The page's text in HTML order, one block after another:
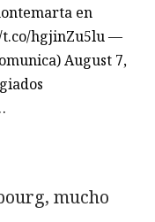
en
t.co/hgjinZu5lu —
August 7,
mucho